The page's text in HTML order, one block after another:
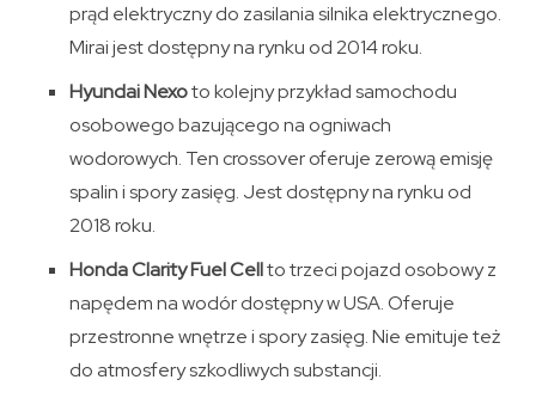
prąd elektryczny do zasilania silnika elektrycznego.
Mirai jest dostępny na rynku od 2014 roku.
Hyundai Nexoto kolejny przykład samochodu
osobowego bazującego na ogniwach
wodorowych. Ten crossover oferuje zerową emisję
spalin i spory zasięg. Jest dostępny na rynku od
2018 roku.
Honda Clarity Fuel Cellto trzeci pojazd osobowy z
napędem na wodór dostępny w USA. Oferuje
przestronne wnętrze i spory zasięg. Nie emituje też
do atmosfery szkodliwych substancji.